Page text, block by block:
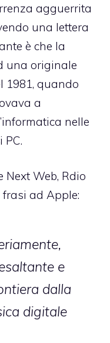
agguerrita
una lettera
è che la
una originale
1981, quando
a
nelle
Next Web, Rdio
ad Apple:
e
dalla
digitale